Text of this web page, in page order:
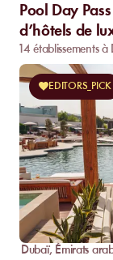
Pool Day
d’hôtels de
14 établissements
EDITORS_PICK
Dubaï, Émirats